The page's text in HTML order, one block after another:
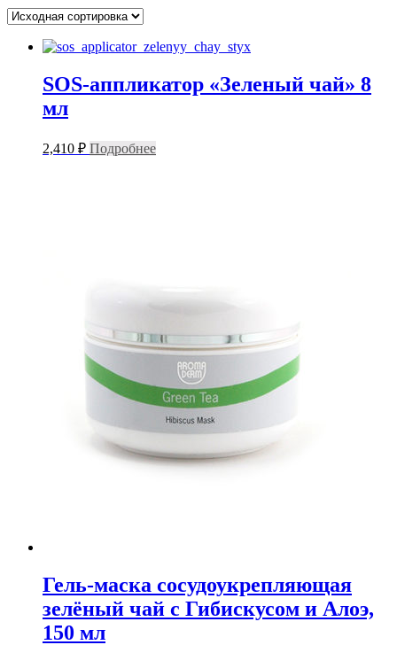
SOS-аппликатор «Зеленый чай» 8
мл
2,410 ₽ Подробнее
Гель-маска сосудоукрепляющая
зелёный чай с Гибискусом и Алоэ,
150 мл